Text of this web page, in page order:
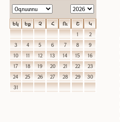
Եկ Եք Չ Հ Ու Շ
Կ
1
2
3
4 5 6 7 8
9
10
11 12 13 14 15
16
17
18 19 20 21 22
23
24
25 26 27 28 29
30
31